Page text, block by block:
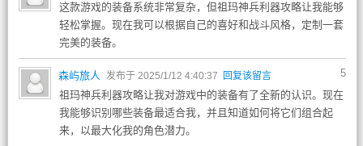
这款游戏的装备系统非常复杂，但祖玛神兵利器攻略让我能够
轻松掌握。现在我可以根据自己的喜好和战斗风格，定制一套
完美的装备。
5
森屿旅人 发布于 2025/1/12 4:40:37 回复该留言
祖玛神兵利器攻略让我对游戏中的装备有了全新的认识。现在
我能够识别哪些装备最适合我，并且知道如何将它们组合起
来，以最大化我的角色潜力。